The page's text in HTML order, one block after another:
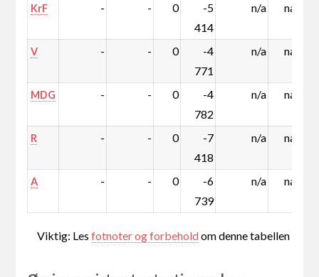
KrF - - 0
-5
414
n/a nan
V - - 0
-4
771
n/a nan
MDG - - 0
-4
782
n/a nan
R - - 0
-7
418
n/a nan
A - - 0
-6
739
n/a nan
Viktig: Lesfotnoter og forbeholdom denne tabellen